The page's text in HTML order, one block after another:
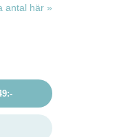
antal här »